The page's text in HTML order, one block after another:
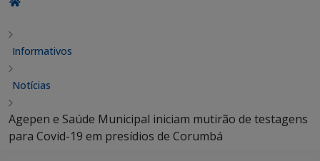
Informativos
Notícias
Agepen e Saúde Municipal iniciam mutirão de testagens
para Covid-19 em presídios de Corumbá